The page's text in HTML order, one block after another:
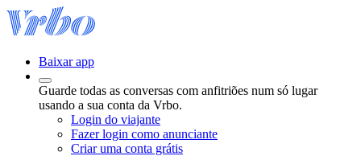
Baixar app
Guarde todas as conversas com anfitriões num só lugar
usando a sua conta da Vrbo.
Login do viajante
Fazer login como anunciante
Criar uma conta grátis